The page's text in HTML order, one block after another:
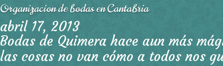
Organizacion de bodas en Cantabria
abril 17, 2013
Bodas de Quimera hace aun más
las cosas no van cómo a todos nos